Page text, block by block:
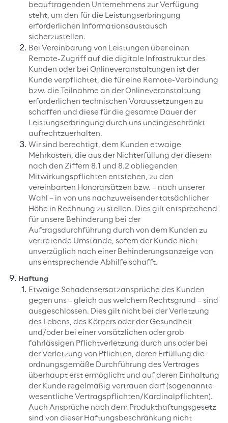
beauftragenden Unternehmens zur Verfügung
steht, um den für die Leistungserbringung
erforderlichen Informationsaustausch
sicherzustellen.
Bei Vereinbarung von Leistungen über einen
Remote-Zugriff auf die digitale Infrastruktur des
Kunden oder bei Onlineveranstaltungen ist der
Kunde verpflichtet, die für eine Remote-Verbindung
bzw. die Teilnahme an der Onlineveranstaltung
erforderlichen technischen Voraussetzungen zu
schaffen und diese für die gesamte Dauer der
Leistungserbringung durch uns uneingeschränkt
aufrechtzuerhalten.
Wir sind berechtigt, dem Kunden etwaige
Mehrkosten, die aus der Nichterfüllung der diesem
nach den Ziffern 8.1 und 8.2 obliegenden
Mitwirkungspflichten entstehen, zu den
vereinbarten Honorarsätzen bzw. – nach unserer
Wahl – in von uns nachzuweisender tatsächlicher
Höhe in Rechnung zu stellen. Dies gilt entsprechend
für unsere Behinderung bei der
Auftragsdurchführung durch von dem Kunden zu
vertretende Umstände, sofern der Kunde nicht
unverzüglich nach einer Behinderungsanzeige von
uns entsprechende Abhilfe schafft.
Haftung
Etwaige Schadensersatzansprüche des Kunden
gegen uns – gleich aus welchem Rechtsgrund – sind
ausgeschlossen. Dies gilt nicht bei der Verletzung
des Lebens, des Körpers oder der Gesundheit
und/oder bei einer vorsätzlichen oder grob
fahrlässigen Pflichtverletzung durch uns oder bei
der Verletzung von Pflichten, deren Erfüllung die
ordnungsgemäße Durchführung des Vertrages
überhaupt erst ermöglicht und auf deren Einhaltung
der Kunde regelmäßig vertrauen darf (sogenannte
wesentliche Vertragspflichten/Kardinalpflichten).
Auch Ansprüche nach dem Produkthaftungsgesetz
sind von dieser Haftungsbeschränkung nicht